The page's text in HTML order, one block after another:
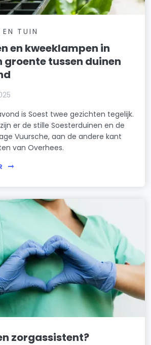
TUIN
en kweeklampen in
groente tussen duinen
is Soest twee gezichten tegelijk.
er de stille Soesterduinen en de
Vuursche, aan de andere kant
van Overhees.
zorgassistent?